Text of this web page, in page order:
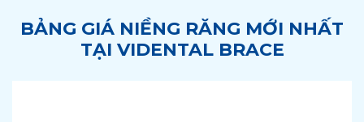
BẢNG GIÁ NIỀNG RĂNG MỚI NHẤT
TẠI VIDENTAL BRACE